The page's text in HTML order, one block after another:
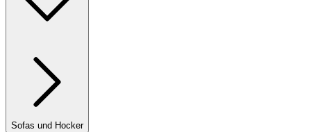
Sofas und Hocker